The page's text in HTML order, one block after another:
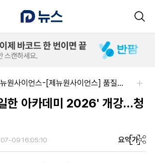
주식회사 제뉴원사이언스-[제뉴원사이언스] 품질관리약사 모집(경력무관)
한 아카데미 2026' 개강…청
09 16:05:10 요약가